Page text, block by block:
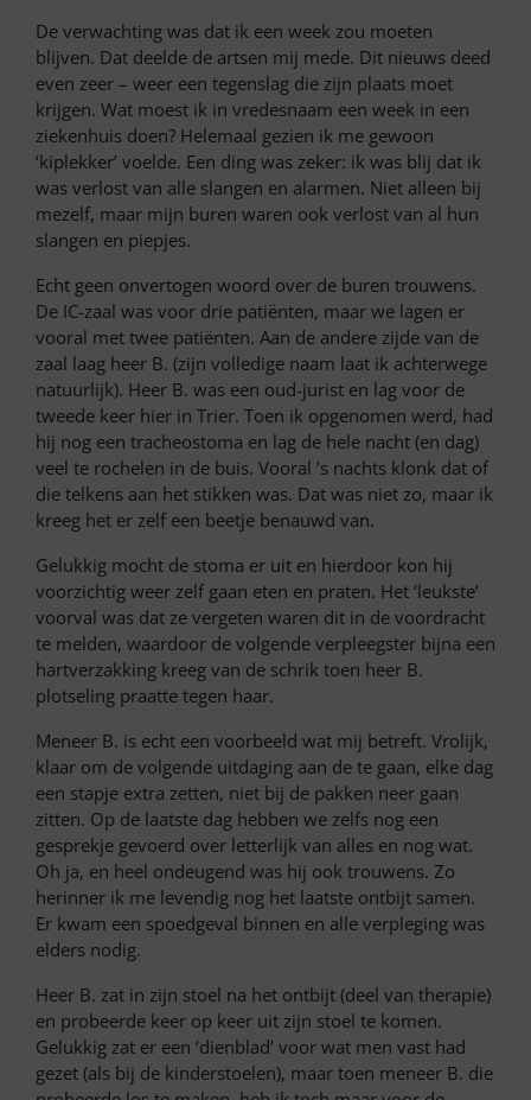
De verwachting was dat ik een week zou moeten
blijven. Dat deelde de artsen mij mede. Dit nieuws deed
even zeer – weer een tegenslag die zijn plaats moet
krijgen. Wat moest ik in vredesnaam een week in een
ziekenhuis doen? Helemaal gezien ik me gewoon
‘kiplekker’ voelde. Een ding was zeker: ik was blij dat ik
was verlost van alle slangen en alarmen. Niet alleen bij
mezelf, maar mijn buren waren ook verlost van al hun
slangen en piepjes.
Echt geen onvertogen woord over de buren trouwens.
De IC-zaal was voor drie patiënten, maar we lagen er
vooral met twee patiënten. Aan de andere zijde van de
zaal laag heer B. (zijn volledige naam laat ik achterwege
natuurlijk). Heer B. was een oud-jurist en lag voor de
tweede keer hier in Trier. Toen ik opgenomen werd, had
hij nog een tracheostoma en lag de hele nacht (en dag)
veel te rochelen in de buis. Vooral ’s nachts klonk dat of
die telkens aan het stikken was. Dat was niet zo, maar ik
kreeg het er zelf een beetje benauwd van.
Gelukkig mocht de stoma er uit en hierdoor kon hij
voorzichtig weer zelf gaan eten en praten. Het ‘leukste’
voorval was dat ze vergeten waren dit in de voordracht
te melden, waardoor de volgende verpleegster bijna een
hartverzakking kreeg van de schrik toen heer B.
plotseling praatte tegen haar.
Meneer B. is echt een voorbeeld wat mij betreft. Vrolijk,
klaar om de volgende uitdaging aan de te gaan, elke dag
een stapje extra zetten, niet bij de pakken neer gaan
zitten. Op de laatste dag hebben we zelfs nog een
gesprekje gevoerd over letterlijk van alles en nog wat.
Oh ja, en heel ondeugend was hij ook trouwens. Zo
herinner ik me levendig nog het laatste ontbijt samen.
Er kwam een spoedgeval binnen en alle verpleging was
elders nodig.
Heer B. zat in zijn stoel na het ontbijt (deel van therapie)
en probeerde keer op keer uit zijn stoel te komen.
Gelukkig zat er een ‘dienblad’ voor wat men vast had
gezet (als bij de kinderstoelen), maar toen meneer B. die